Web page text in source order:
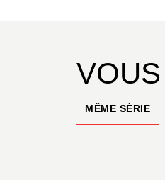
MÊME SÉRIE